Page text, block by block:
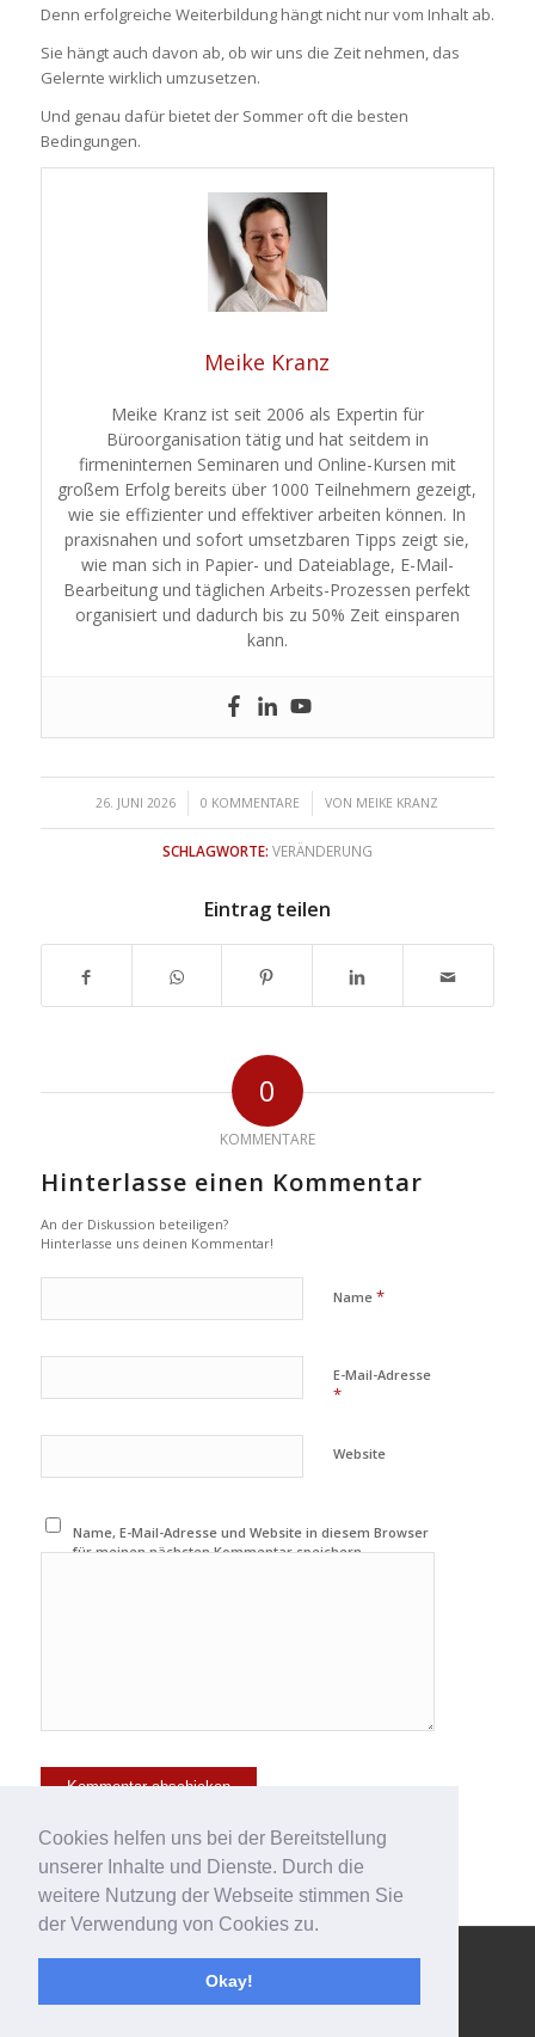
Cookies helfen uns bei der Bereitstellung
unserer Inhalte und Dienste. Durch die
weitere Nutzung der Webseite stimmen Sie
der Verwendung von Cookies zu.
Okay!
Denn erfolgreiche Weiterbildung hängt nicht nur vom Inhalt ab.
Sie hängt auch davon ab, ob wir uns die Zeit nehmen, das
Gelernte wirklich umzusetzen.
Und genau dafür bietet der Sommer oft die besten
Bedingungen.
Meike Kranz
Meike Kranz ist seit 2006 als Expertin für
Büroorganisation tätig und hat seitdem in
firmeninternen Seminaren und Online-Kursen mit
großem Erfolg bereits über 1000 Teilnehmern gezeigt,
wie sie effizienter und effektiver arbeiten können. In
praxisnahen und sofort umsetzbaren Tipps zeigt sie,
wie man sich in Papier- und Dateiablage, E-Mail-
Bearbeitung und täglichen Arbeits-Prozessen perfekt
organisiert und dadurch bis zu 50% Zeit einsparen
kann.
26. JUNI 2026
/ 0 KOMMENTARE
/ VON MEIKE KRANZ
SCHLAGWORTE: VERÄNDERUNG
Eintrag teilen
0
KOMMENTARE
Hinterlasse einen Kommentar
An der Diskussion beteiligen?
Hinterlasse uns deinen Kommentar!
Name *
E-Mail-Adresse
*
Website
Name, E-Mail-Adresse und Website in diesem Browser
für meinen nächsten Kommentar speichern.
© Copyright - 123effizientdabei - Mehr Effizienz im Büro - mehr
Ordnung am Arbeitsplatz - Aufräumen mit System -
Enfold WordPress Theme